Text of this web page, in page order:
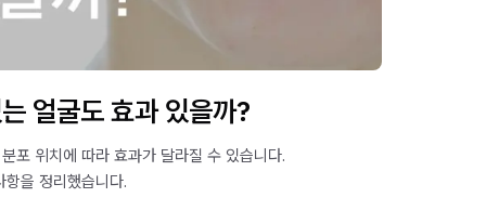
얼굴도 효과 있을까?
포 위치에 따라 효과가 달라질 수 있습니다.
을 정리했습니다.